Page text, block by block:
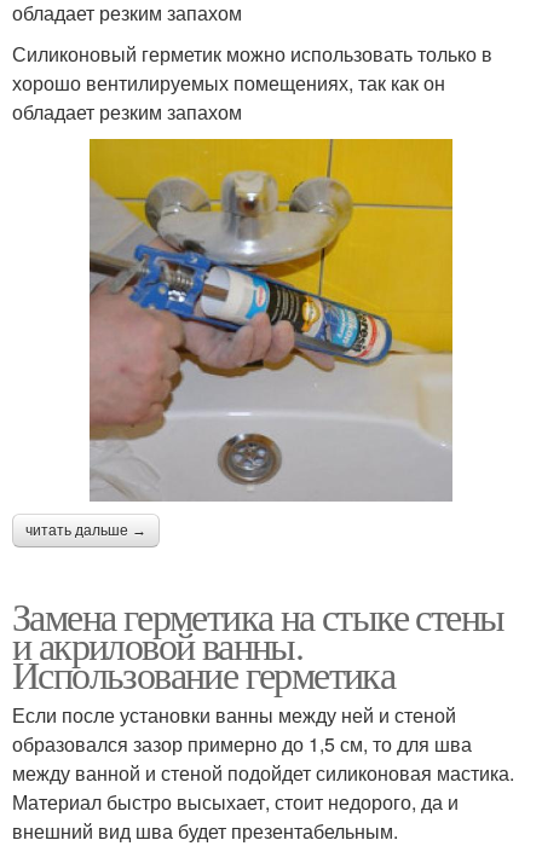
обладает резким запахом
Силиконовый герметик можно использовать только в
хорошо вентилируемых помещениях, так как он
обладает резким запахом
читать дальше →
Замена герметика на стыке стены
и акриловой ванны.
Использование герметика
Если после установки ванны между ней и стеной
образовался зазор примерно до 1,5 см, то для шва
между ванной и стеной подойдет силиконовая мастика.
Материал быстро высыхает, стоит недорого, да и
внешний вид шва будет презентабельным.